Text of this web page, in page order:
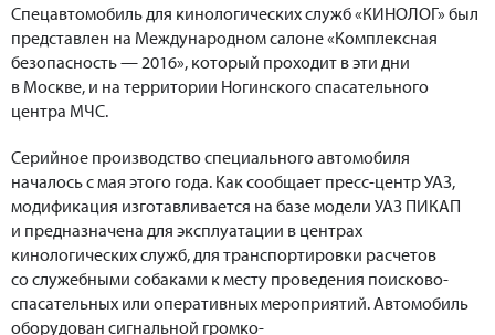
Спецавтомобиль для кинологических служб «КИНОЛОГ» был
представлен на Международном салоне «Комплексная
безопасность — 2016», который проходит в эти дни
в Москве, и на территории Ногинского спасательного
центра МЧС.
Серийное производство специального автомобиля
началось с мая этого года. Как сообщает пресс-центр УАЗ,
модификация изготавливается на базе модели УАЗ ПИКАП
и предназначена для эксплуатации в центрах
кинологических служб, для транспортировки расчетов
со служебными собаками к месту проведения поисково-
спасательных или оперативных мероприятий. Автомобиль
оборудован сигнальной громко-